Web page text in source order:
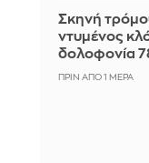
Σκηνή
ντυμένος
δολοφονία
ΠΡΙΝ ΑΠΌ 1 ΜΈΡΑ